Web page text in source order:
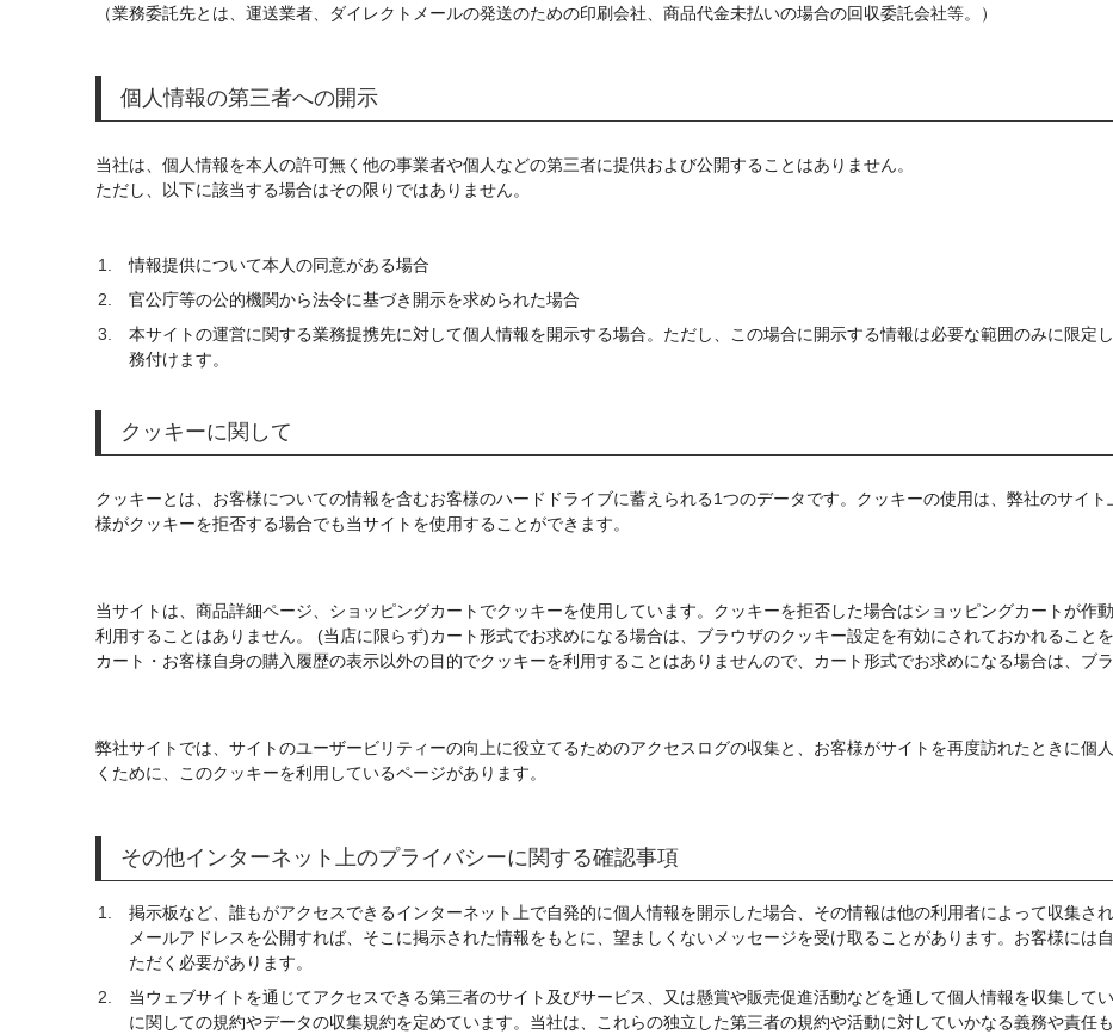
（業務委託先とは、運送業者、ダイレクトメールの発送のための印刷会社、商品代金未払いの場合の回収委託会社等。）
個人情報の第三者への開示
当社は、個人情報を本人の許可無く他の事業者や個人などの第三者に提供および公開することはありません。
ただし、以下に該当する場合はその限りではありません。
情報提供について本人の同意がある場合
官公庁等の公的機関から法令に基づき開示を求められた場合
本サイトの運営に関する業務提携先に対して個人情報を開示する場合。ただし、この場合に開示する情報は必要な範囲のみに限定
務付けます。
クッキーに関して
クッキーとは、お客様についての情報を含むお客様のハードドライブに蓄えられる1つのデータです。クッキーの使用は、弊社のサイ
様がクッキーを拒否する場合でも当サイトを使用することができます。
当サイトは、商品詳細ページ、ショッピングカートでクッキーを使用しています。クッキーを拒否した場合はショッピングカートが作
利用することはありません。 (当店に限らず)カート形式でお求めになる場合は、ブラウザのクッキー設定を有効にされておかれることを
カート・お客様自身の購入履歴の表示以外の目的でクッキーを利用することはありませんので、カート形式でお求めになる場合は、ブ
弊社サイトでは、サイトのユーザービリティーの向上に役立てるためのアクセスログの収集と、お客様がサイトを再度訪れたときに個
くために、このクッキーを利用しているページがあります。
その他インターネット上のプライバシーに関する確認事項
掲示板など、誰もがアクセスできるインターネット上で自発的に個人情報を開示した場合、その情報は他の利用者によって収集さ
メールアドレスを公開すれば、そこに掲示された情報をもとに、望ましくないメッセージを受け取ることがあります。お客様には
ただく必要があります。
当ウェブサイトを通じてアクセスできる第三者のサイト及びサービス、又は懸賞や販売促進活動などを通して個人情報を収集して
に関しての規約やデータの収集規約を定めています。当社は、これらの独立した第三者の規約や活動に対していかなる義務や責任も